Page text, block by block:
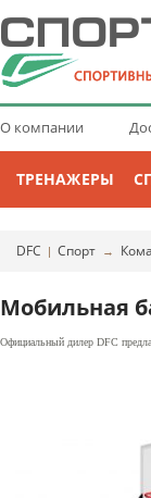
О компании
ТРЕНАЖЕРЫ
DFC | Спорт →
Мобильная
Официальный дилер DFC